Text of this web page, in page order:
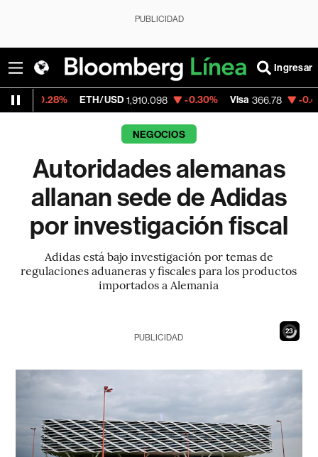
PUBLICIDAD
Ingresar
ETH/USD 1,910.098 -0.30% Visa 366.78 -0.48%
NEGOCIOS
Autoridades alemanas
allanan sede de Adidas
por investigación fiscal
Adidas está bajo investigación por temas de
regulaciones aduaneras y fiscales para los productos
importados a Alemania
22
PUBLICIDAD